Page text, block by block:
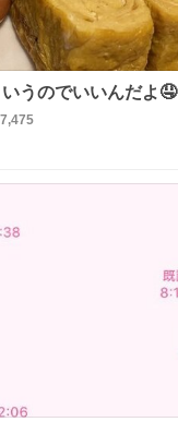
うのでいいんだよ🤤